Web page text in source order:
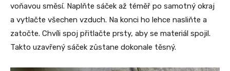
voňavou směsí. Naplňte sáček až téměř po samotný okraj
a vytlačte všechen vzduch. Na konci ho lehce nasliňte a
zatočte. Chvíli spoj přitlačte prsty, aby se materiál spojil.
Takto uzavřený sáček zůstane dokonale těsný.